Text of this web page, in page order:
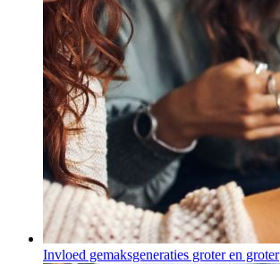
Invloed gemaksgeneraties groter en groter